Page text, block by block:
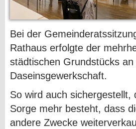
Bei der
Rathaus erfolgte der
städtischen Grundstücks
Daseinsgewerkschaft.
So wird auch
Sorge mehr besteht, dass
andere Zwecke